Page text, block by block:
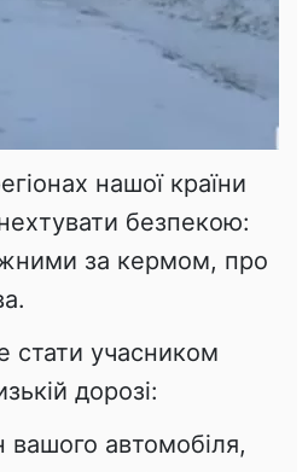
нашої країни
безпекою:
за кермом, про
стати учасником
дорозі:
автомобіля,